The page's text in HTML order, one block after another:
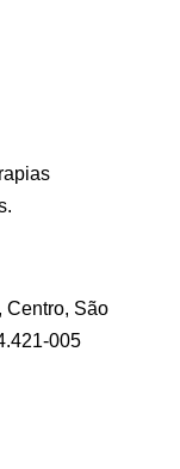
Centro, São
005